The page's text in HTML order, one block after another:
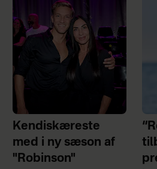
Kendiskæreste
med i ny sæson af
"Robinson"